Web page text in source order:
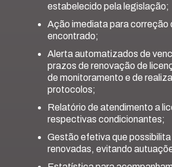
estabelecido pela legislação;
Ação imediata para correção
encontrado;
Alerta automatizados de
prazos de renovação de
de monitoramento e de
protocolos;
Relatório de atendimento a
respectivas condicionantes;
Gestão efetiva que
renovadas, evitando